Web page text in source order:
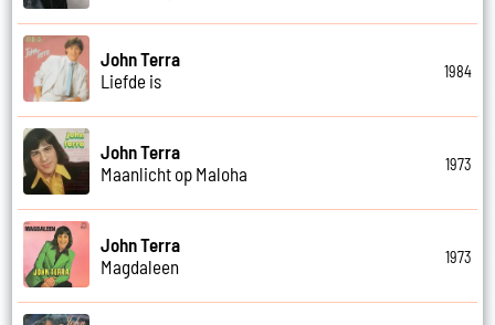
John Terra
Liefde is
1984
John Terra
Maanlicht op Maloha
1973
John Terra
Magdaleen
1973